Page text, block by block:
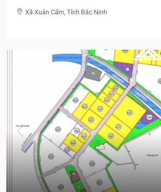
Xã Xuân Cẩm, Tỉnh Bắc Ninh